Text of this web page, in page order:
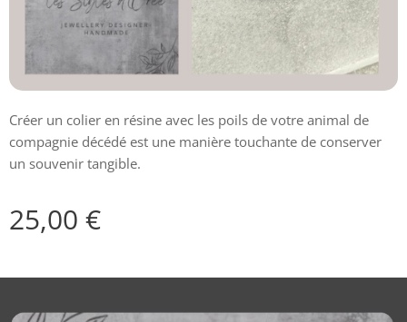
Créer un colier en résine avec les poils de votre animal de
compagnie décédé est une manière touchante de conserver
un souvenir tangible.
25,00 €